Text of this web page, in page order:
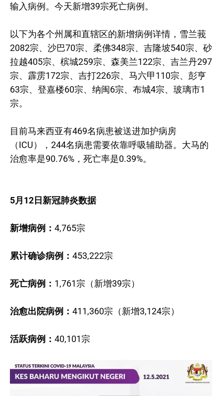
输入病例。今天新增39宗死亡病例。
以下为各个州属和直辖区的新增病例详情，雪兰莪
2082宗、沙巴70宗、柔佛348宗、吉隆坡540宗、砂
拉越405宗、槟城259宗、森美兰122宗、吉兰丹297
宗、霹雳172宗、吉打226宗、马六甲110宗、彭亨
63宗、登嘉楼60宗、纳闽6宗、布城4宗、玻璃市1
宗。
目前马来西亚有469名病患被送进加护病房
（ICU），244名病患需要依靠呼吸辅助器。大马的
治愈率是90.76%，死亡率是0.39%。
5月12日新冠肺炎数据
新增病例： 4,765宗
累计确诊病例： 453,222宗
死亡病例： 1,761宗（新增39宗）
治愈出院病例： 411,360宗（新增3,124宗）
活跃病例： 40,101宗